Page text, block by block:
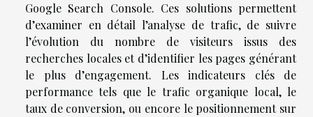
Google Search Console. Ces solutions permettent
d’examiner en détail l’analyse de trafic, de suivre
l’évolution du nombre de visiteurs issus des
recherches locales et d’identifier les pages générant
le plus d’engagement. Les indicateurs clés de
performance tels que le trafic organique local, le
taux de conversion, ou encore le positionnement sur